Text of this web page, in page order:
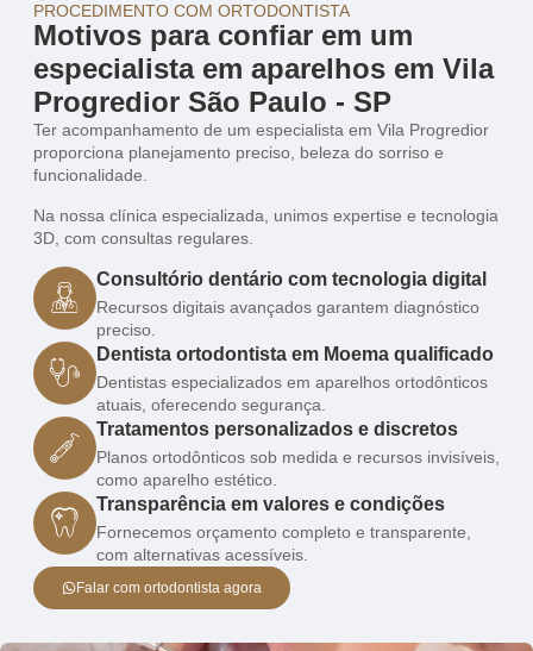
PROCEDIMENTO COM ORTODONTISTA
Motivos para confiar em um
especialista em aparelhos em Vila
Progredior São Paulo - SP
Ter acompanhamento de um especialista em Vila Progredior
proporciona planejamento preciso, beleza do sorriso e
funcionalidade.
Na nossa clínica especializada, unimos expertise e tecnologia
3D, com consultas regulares.
Consultório dentário com tecnologia digital
Recursos digitais avançados garantem diagnóstico
preciso.
Dentista ortodontista em Moema qualificado
Dentistas especializados em aparelhos ortodônticos
atuais, oferecendo segurança.
Tratamentos personalizados e discretos
Planos ortodônticos sob medida e recursos invisíveis,
como aparelho estético.
Transparência em valores e condições
Fornecemos orçamento completo e transparente,
com alternativas acessíveis.
Falar com ortodontista agora